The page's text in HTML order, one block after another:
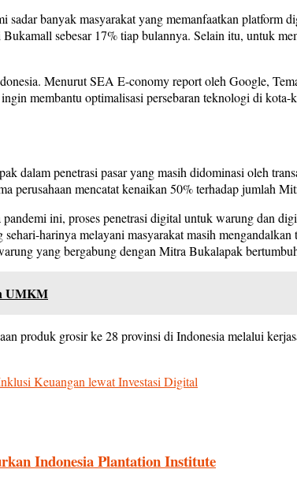
banyak masyarakat yang memanfaatkan platform
sebesar 17% tiap bulannya. Selain itu, untuk
Menurut SEA E-conomy report oleh Google,
membantu optimalisasi persebaran teknologi di
dalam penetrasi pasar yang masih didominasi oleh
perusahaan mencatat kenaikan 50% terhadap jumlah
ini, proses penetrasi digital untuk warung dan
harinya melayani masyarakat masih
yang bergabung dengan Mitra Bukalapak
UMKM
produk grosir ke 28 provinsi di Indonesia melalui
Keuangan lewat Investasi Digital
Indonesia Plantation Institute